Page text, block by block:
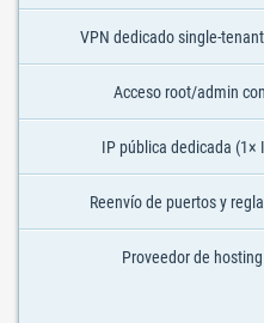
VPN dedicado single-
Acceso root/admin
IP pública dedicada (1×
Reenvío de puertos y
Proveedor de